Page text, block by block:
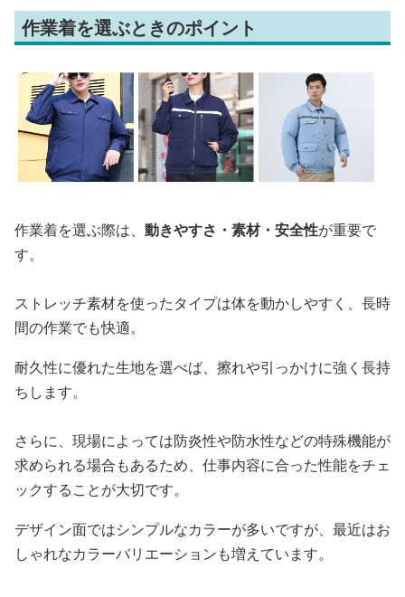
作業着を選ぶときのポイント
作業着を選ぶ際は、 動きやすさ・素材・安全性が重要で
す。
ストレッチ素材を使ったタイプは体を動かしやすく、長時
間の作業でも快適。
耐久性に優れた生地を選べば、擦れや引っかけに強く長持
ちします。
さらに、現場によっては防炎性や防水性などの特殊機能が
求められる場合もあるため、仕事内容に合った性能をチェ
ックすることが大切です。
デザイン面ではシンプルなカラーが多いですが、最近はお
しゃれなカラーバリエーションも増えています。